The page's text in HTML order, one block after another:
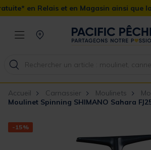
et en Magasin ainsi que la Livraison
Accueil Carnassier Moulinets
Moulinet Spinning SHIMANO Sahara
-15%